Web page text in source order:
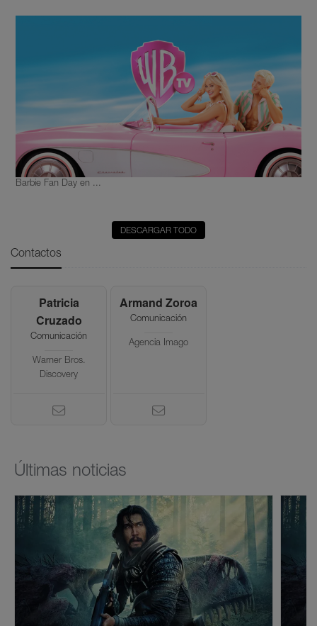
Barbie Fan Day en ...
DESCARGAR TODO
Contactos
Patricia
Cruzado
Comunicación
Warner Bros.
Discovery
Armand Zoroa
Comunicación
Agencia Imago
Últimas noticias